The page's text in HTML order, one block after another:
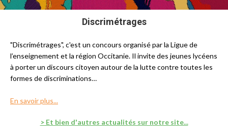
Discrimétrages
"Discrimétrages", c'est un concours organisé par la Ligue de
l’enseignement et la région Occitanie. Il invite des jeunes lycéens
à porter un discours citoyen autour de la lutte contre toutes les
formes de discriminations…
En savoir plus...
> Et bien d'autres actualités sur notre site...